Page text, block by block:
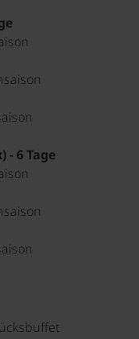
- 6 Tage